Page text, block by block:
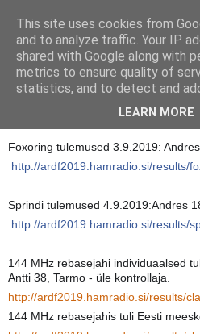
Eesti
reede, september 20, 2019
Rogla ARDF EM 2019
Foxoring tulemused 3.9.2019:
http://ardf2019.hamradio.si/results/
Sprindi tulemused 4.9.2019:Andres
http://ardf2019.hamradio.si/results/
144 MHz rebasejahi individuaalsed
Antti 38, Tarmo - üle kontrollaja.
http://ardf2019.hamradio.si/results/
144 MHz rebasejahis tuli Eesti
This site uses cookies from
and to analyze traffic. Your IP
shared with Google along with
metrics to ensure quality of
statistics, and to detect and
LEARN MORE